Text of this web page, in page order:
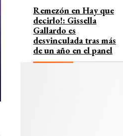
Remezón en Hay que
decirlo!: Gissella
Gallardo es
desvinculada tras más
de un año en el panel